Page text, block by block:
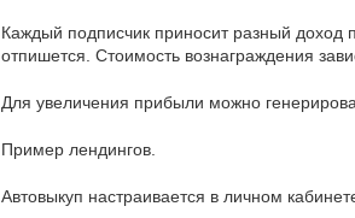
Каждый подписчик приносит разный доход
отпишется. Стоимость вознаграждения
Для увеличения прибыли можно
Пример лендингов.
Автовыкуп настраивается в личном